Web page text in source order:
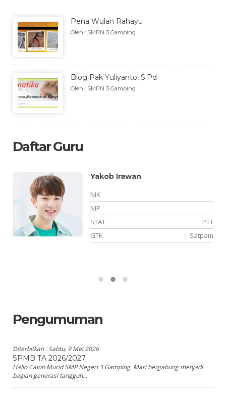
Pena Wulan Rahayu
Oleh : SMPN 3 Gamping
Blog Pak Yuliyanto, S.Pd
Oleh : SMPN 3 Gamping
Daftar Guru
Yakob Irawan
NIK
NIP
STAT
PTT
GTK
Satpam
Pengumuman
Diterbitkan :Sabtu, 9 Mei 2026
SPMB TA 2026/2027
Hallo Calon Murid SMP Negeri 3 Gamping. Mari bergabung menjadi
bagian generasi tangguh...